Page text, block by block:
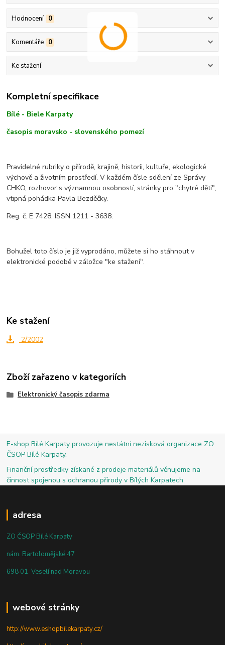
Hodnocení 0
Komentáře 0
Ke stažení
Kompletní specifikace
Bílé - Biele Karpaty
časopis moravsko - slovenského pomezí
Pravidelné rubriky o přírodě, krajině, historii, kultuře, ekologické
výchově a životním prostředí. V každém čísle sdělení ze Správy
CHKO, rozhovor s významnou osobností, stránky pro "chytré děti",
vtipná pohádka Pavla Bezděčky.
Reg. č. E 7428, ISSN 1211 - 3638.
Bohužel toto číslo je již vyprodáno, můžete si ho stáhnout v
elektronické podobě v záložce "ke stažení".
Ke stažení
2/2002
Zboží zařazeno v kategoriích
Elektronický časopis zdarma
E-shop Bílé Karpaty provozuje nestátní nezisková organizace ZO
ČSOP Bílé Karpaty.
Finanční prostředky získané z prodeje materiálů věnujeme na
činnost spojenou s ochranou přírody v Bílých Karpatech.
adresa
ZO ČSOP Bílé Karpaty
nám. Bartolomějské 47
698 01 Veselí nad Moravou
webové stránky
http://www.eshopbilekarpaty.cz/